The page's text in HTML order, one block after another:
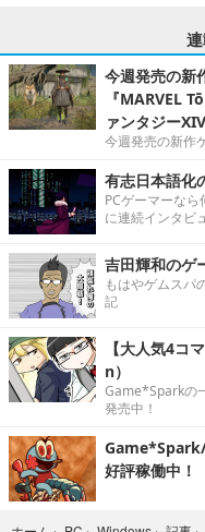
今週発売の新
『MARVEL
ァンタジー
今週発売の新作
有志日本語化
PCゲーマーな
に連続インタビ
吉田輝和のゲ
もはやゲムスパ
記
【大人気4
n）
Game*Sparkの
発売中！
Game*Spark/
好評稼働中！